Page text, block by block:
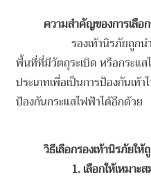
ความสำคัญของการเลือก
รองเท้านิรภัยถูก
พื้นที่ที่มีวัตถุระเบิด หรือกระแส
ประเภทเพื่อเป็นการป้องกันเ
ป้องกันกระแสไฟฟ้าได้อีกด้วย
วิธีเลือกรองเท้านิรภัยให้
1. เลือกให้เหมาะ